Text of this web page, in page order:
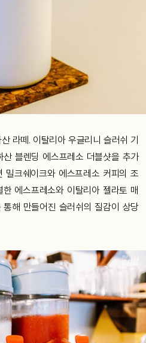
라떼. 이탈리아 우글리니 슬러쉬 기
블렌딩 에스프레소 더블샷을 추가
밀크쉐이크와 에스프레소 커피의 조
에스프레소와 이탈리아 젤라토 매
해 만들어진 슬러쉬의 질감이 상당